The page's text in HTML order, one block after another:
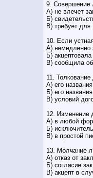
9. Совершение
А) не влечет
Б)
В) требует для
10. Если
А) немедленно
Б)
В) сообщила
11.
А) его
Б) его
В) условий
12. Изменение
А) в любой
Б)
В) в простой
13. Молчание
А) отказ от
Б) согласие
В) акцепт в